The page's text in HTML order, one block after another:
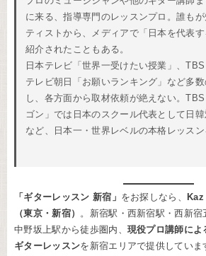
に来る、指導専門のレッスンプロ。誰も
ティストから、メディアで「日本を代表
紹介されたこともある。
日本テレビ「世界一受けたい授業」、TBS
テレビ朝日「お願いランキング」など多
し、各方面から取材依頼が絶えない。
ゴン」では日本のスクール代表として日
など、日本一・世界レベルの本格レッスン
「ギターレッスン 新宿」 をお探しなら、
（東京・新宿） 。新宿駅・西新宿駅・西新宿
中野坂上駅から徒歩圏内、 現役プロ講師によ
ギターレッスンを新宿エリアで提供してい